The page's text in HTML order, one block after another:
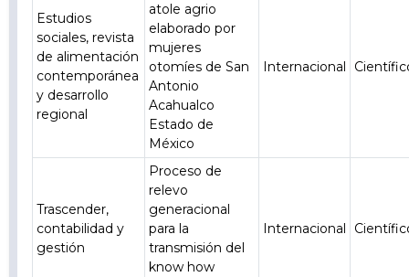
Estudios
sociales, revista
de alimentación
contemporánea
y desarrollo
regional
atole agrio
elaborado por
mujeres
otomíes de San
Antonio
Acahualco
Estado de
México
Internacional
Trascender,
contabilidad y
gestión
Proceso de
relevo
generacional
para la
transmisión del
know how
Internacional